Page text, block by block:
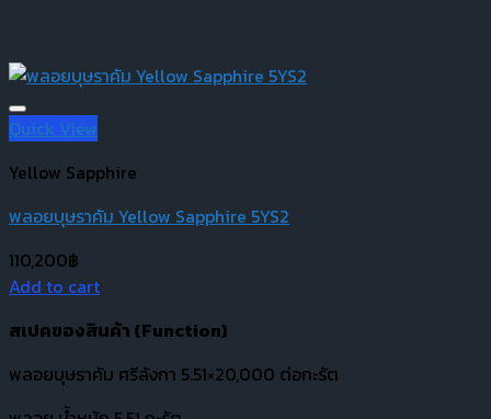
Quick View
Yellow Sapphire
พลอยบุษราคัม Yellow Sapphire 5YS2
110,200฿
Add to cart
สเปคของสินค้า (Function)
พลอยบุษราคัม ศรีลังกา 5.51×20,000 ต่อกะรัต